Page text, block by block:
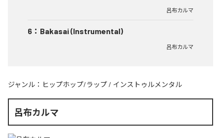
呂布カルマ
6 ： Bakasai (Instrumental)
呂布カルマ
ジャンル： ヒップホップ/ラップ / インストゥルメンタル
呂布カルマ